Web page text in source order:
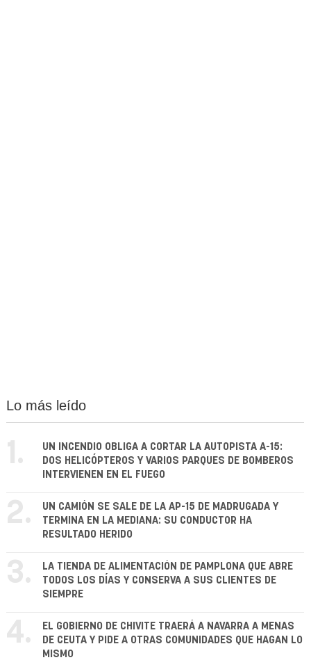
Lo más leído
1.
UN INCENDIO OBLIGA A CORTAR LA AUTOPISTA A-15:
DOS HELICÓPTEROS Y VARIOS PARQUES DE BOMBEROS
INTERVIENEN EN EL FUEGO
2.
UN CAMIÓN SE SALE DE LA AP-15 DE MADRUGADA Y
TERMINA EN LA MEDIANA: SU CONDUCTOR HA
RESULTADO HERIDO
3.
LA TIENDA DE ALIMENTACIÓN DE PAMPLONA QUE ABRE
TODOS LOS DÍAS Y CONSERVA A SUS CLIENTES DE
SIEMPRE
4.
EL GOBIERNO DE CHIVITE TRAERÁ A NAVARRA A MENAS
DE CEUTA Y PIDE A OTRAS COMUNIDADES QUE HAGAN LO
MISMO